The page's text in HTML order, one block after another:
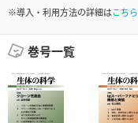
※導入・利用方法の詳細はこちら
巻号一覧